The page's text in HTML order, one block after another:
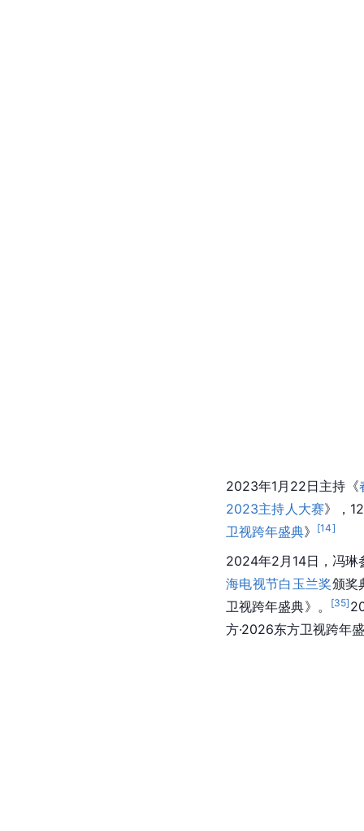
2023年1月22日主持《
2023主持人大赛》，
卫视跨年盛典》 [14]
2024年2月14日，冯琳
海电视节白玉兰奖颁奖
卫视跨年盛典》。
[35]
方·2026东方卫视跨年